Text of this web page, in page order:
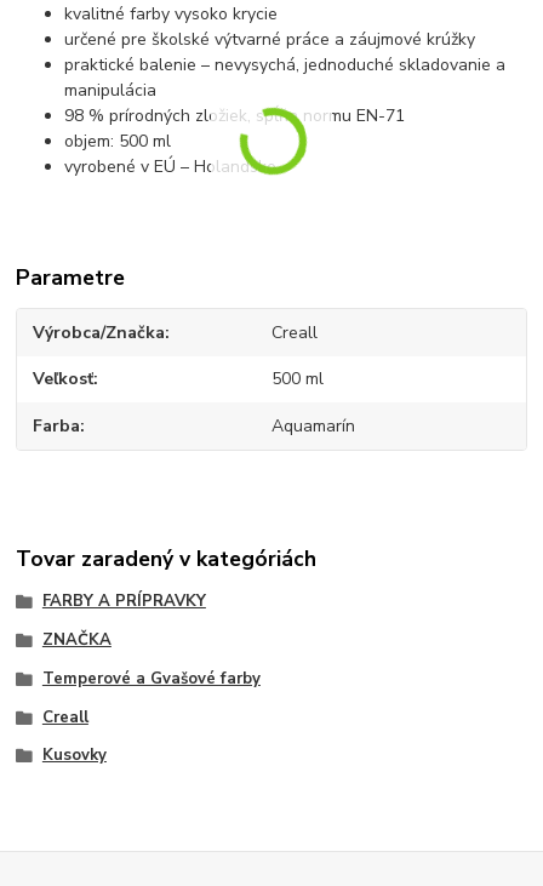
kvalitné farby vysoko krycie
určené pre školské výtvarné práce a záujmové krúžky
praktické balenie – nevysychá, jednoduché skladovanie a
manipulácia
98 % prírodných zložiek, spĺňa normu EN-71
objem: 500 ml
vyrobené v EÚ – Holandsko
Parametre
Výrobca/Značka Creall
Veľkosť 500 ml
Farba Aquamarín
Tovar zaradený v kategóriách
FARBY A PRÍPRAVKY
ZNAČKA
Temperové a Gvašové farby
Creall
Kusovky